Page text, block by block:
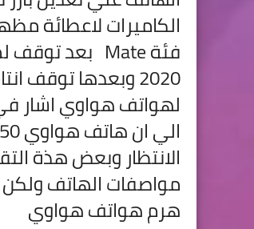
الكاميرات لاعطائة
فئة Mate بعد توقف لمدة عامين حيث تم اطلاق هاتف
2020 وبعدها
لهواتف هواوي اشار
الي ان هاتف
الانتظار وبعض هذة
مواصفات الهاتف
هرم هواتف هواوي